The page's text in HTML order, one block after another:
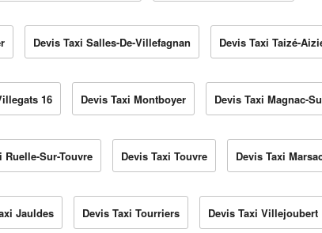
Devis Taxi Salles-De-Villefagnan Devis Taxi Taizé-
16 Devis Taxi Montboyer Devis Taxi Magnac-
Ruelle-Sur-Touvre Devis Taxi Touvre Devis Taxi
Jauldes Devis Taxi Tourriers Devis Taxi Villejoubert